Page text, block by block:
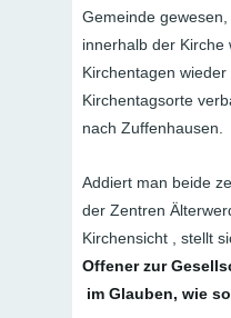
Gemeinde
innerhalb der Kirche
Kirchentagen
Kirchentagsorte
nach Zuffenhausen.
Addiert man beide
der Zentren
Kirchensicht , stellt
Offener zur
im Glauben, wie